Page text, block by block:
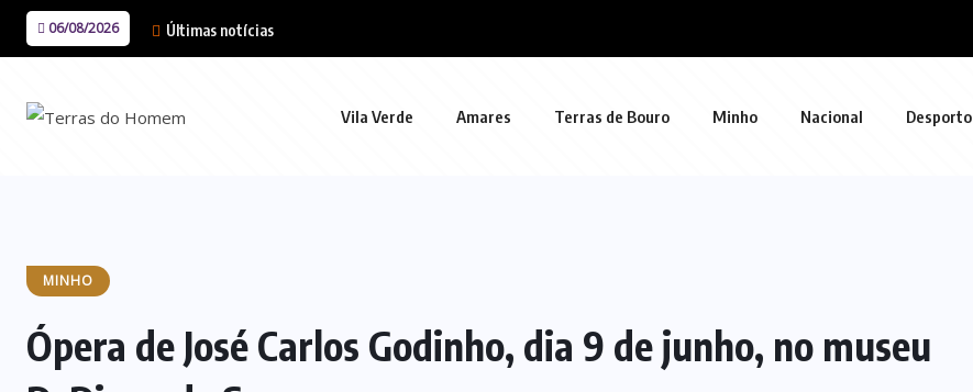
06/08/2026 Últimas notícias
Vila Verde Amares Terras de Bouro Minho Nacional Desporto
MINHO
Ópera de José Carlos Godinho, dia 9 de junho, no museu